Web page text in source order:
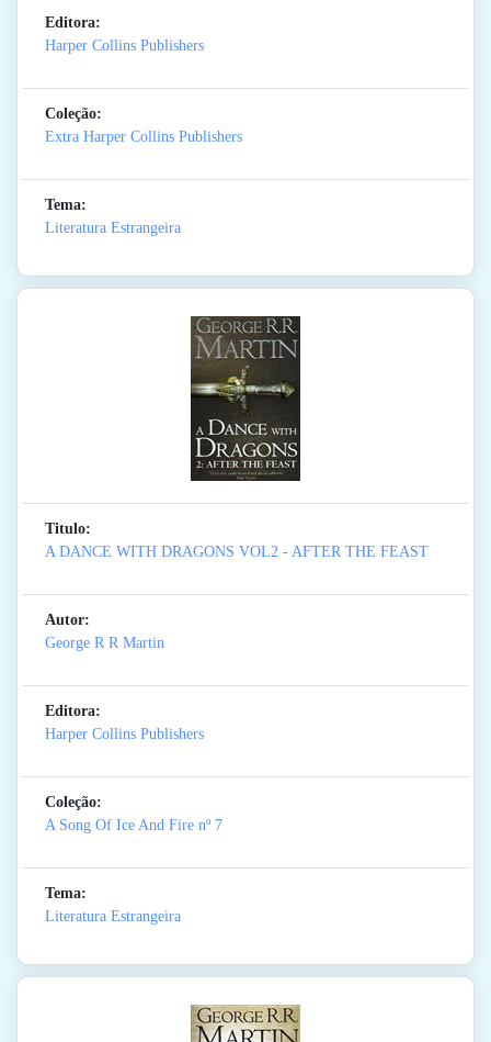
Editora:
Harper Collins Publishers
Coleção:
Extra Harper Collins Publishers
Tema:
Literatura Estrangeira
Titulo:
A DANCE WITH DRAGONS VOL2 - AFTER THE FEAST
Autor:
George R R Martin
Editora:
Harper Collins Publishers
Coleção:
A Song Of Ice And Fire nº 7
Tema:
Literatura Estrangeira